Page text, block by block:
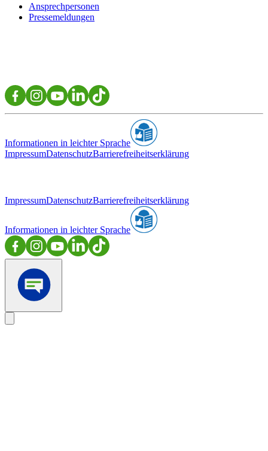
Ansprechpersonen
Pressemeldungen
Informationen in leichter Sprache
ImpressumDatenschutzBarrierefreiheitserklärung
ImpressumDatenschutzBarrierefreiheitserklärung
Informationen in leichter Sprache